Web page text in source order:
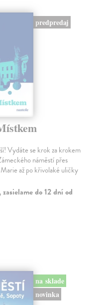
predpredaj
Vydáte se krok za krokem
náměstí přes
až po křivolaké uličky
do 12 dní od
na sklade
novinka